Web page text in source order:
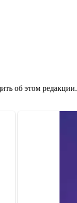
об этом редакции.